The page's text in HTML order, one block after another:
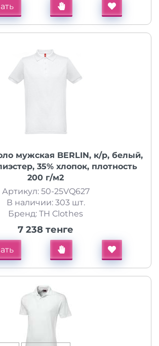
мужская BERLIN, к/р, белый,
35% хлопок, плотность
200 г/м2
Артикул: 50-25VQ627
В наличии: 303 шт.
Бренд: TH Clothes
7 238 тенге